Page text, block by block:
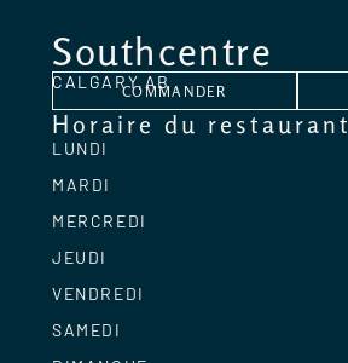
Southcentre
CALGARY,AB
COMMANDER
Horaire du restaurant
LUNDI
MARDI
MERCREDI
JEUDI
VENDREDI
SAMEDI